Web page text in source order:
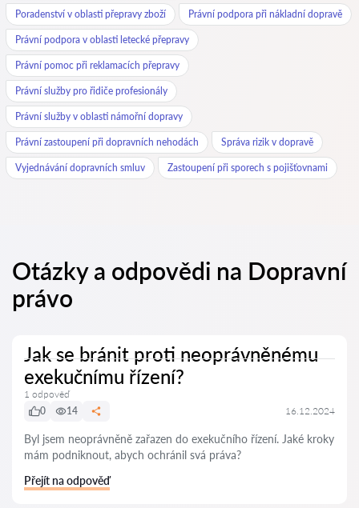
Poradenství v oblasti přepravy zboží Právní podpora při nákladní dopravě
Právní podpora v oblasti letecké přepravy
Právní pomoc při reklamacích přepravy
Právní služby pro řidiče profesionály
Právní služby v oblasti námořní dopravy
Právní zastoupení při dopravních nehodách Správa rizik v dopravě
Vyjednávání dopravních smluv Zastoupení při sporech s pojišťovnami
Otázky a odpovědi na Dopravní
právo
Jak se bránit proti neoprávněnému
exekučnímu řízení?
1 odpověď
0
14 16.12.2024
Byl jsem neoprávněně zařazen do exekučního řízení. Jaké kroky
mám podniknout, abych ochránil svá práva?
Přejít na odpověď